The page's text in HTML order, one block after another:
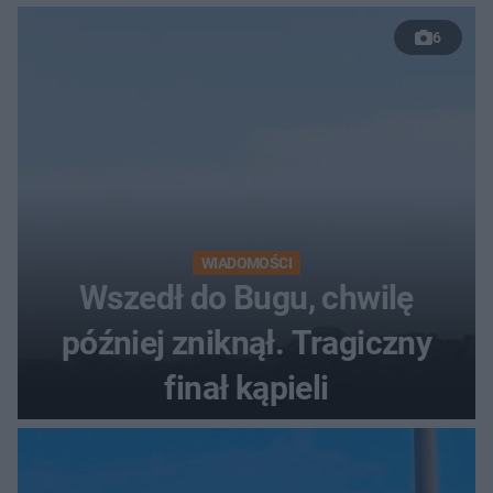
50 %!"
6
WIADOMOŚCI
Wszedł do Bugu, chwilę
później zniknął. Tragiczny
finał kąpieli